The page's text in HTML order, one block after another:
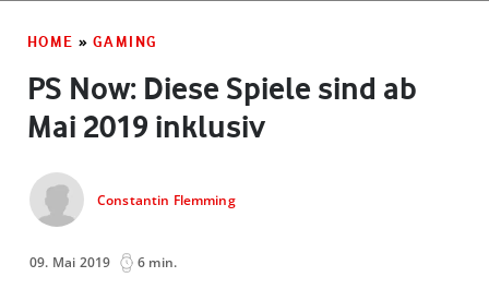
HOME » GAMING
PS Now: Diese Spiele sind ab
Mai 2019 inklusiv
Constantin Flemming
09. Mai 2019 6 min.